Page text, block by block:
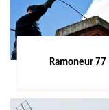
Ramoneur 77